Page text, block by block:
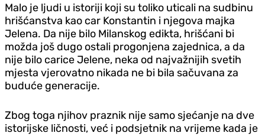
Malo je ljudi u istoriji koji su toliko uticali na sudbinu
hrišćanstva kao car Konstantin i njegova majka
Jelena. Da nije bilo Milanskog edikta, hrišćani bi
možda još dugo ostali progonjena zajednica, a da
nije bilo carice Jelene, neka od najvažnijih svetih
mjesta vjerovatno nikada ne bi bila sačuvana za
buduće generacije.
Zbog toga njihov praznik nije samo sjećanje na dve
istorijske ličnosti, već i podsjetnik na vrijeme kada je